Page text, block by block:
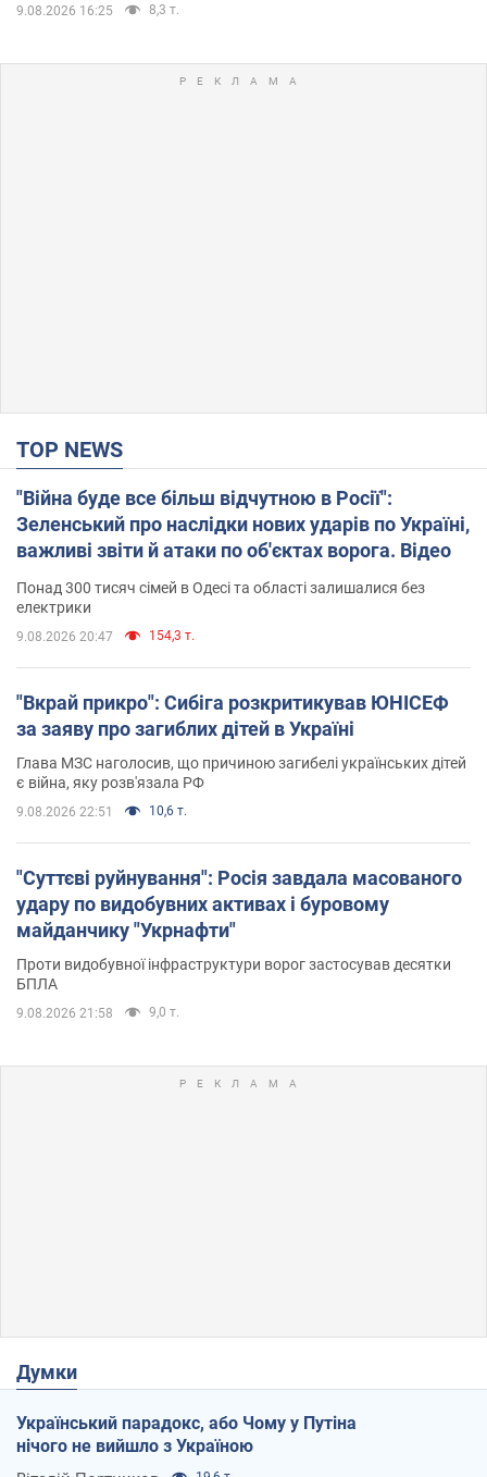
9.08.2026 16:25 8,3 т.
TOP NEWS
"Війна буде все більш відчутною в Росії":
Зеленський про наслідки нових ударів по Україні,
важливі звіти й атаки по об'єктах ворога. Відео
Понад 300 тисяч сімей в Одесі та області залишалися без
електрики
9.08.2026 20:47 154,3 т.
"Вкрай прикро": Сибіга розкритикував ЮНІСЕФ
за заяву про загиблих дітей в Україні
Глава МЗС наголосив, що причиною загибелі українських дітей
є війна, яку розв'язала РФ
9.08.2026 22:51 10,6 т.
"Суттєві руйнування": Росія завдала масованого
удару по видобувних активах і буровому
майданчику "Укрнафти"
Проти видобувної інфраструктури ворог застосував десятки
БПЛА
9.08.2026 21:58 9,0 т.
Думки
Український парадокс, або Чому у Путіна
нічого не вийшло з Україною